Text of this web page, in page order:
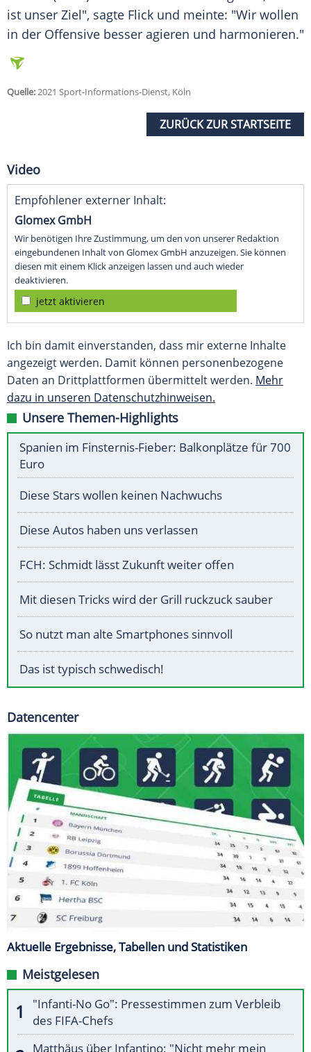
ist unser Ziel", sagte Flick und meinte: "Wir wollen
in der Offensive besser agieren und harmonieren."
Quelle:2021 Sport-Informations-Dienst, Köln
ZURÜCK ZUR STARTSEITE
Video
Empfohlener externer Inhalt:
Glomex GmbH
Wir benötigen Ihre Zustimmung, um den von unserer Redaktion
eingebundenen Inhalt von Glomex GmbH anzuzeigen. Sie können
diesen mit einem Klick anzeigen lassen und auch wieder
deaktivieren.
jetzt aktivieren
Ich bin damit einverstanden, dass mir externe Inhalte
angezeigt werden. Damit können personenbezogene
Daten an Drittplattformen übermittelt werden. Mehr
dazu in unseren Datenschutzhinweisen.
Unsere Themen-Highlights
Spanien im Finsternis-Fieber: Balkonplätze für 700
Euro
Diese Stars wollen keinen Nachwuchs
Diese Autos haben uns verlassen
FCH: Schmidt lässt Zukunft weiter offen
Mit diesen Tricks wird der Grill ruckzuck sauber
So nutzt man alte Smartphones sinnvoll
Das ist typisch schwedisch!
Datencenter
Aktuelle Ergebnisse, Tabellen und Statistiken
Meistgelesen
"Infanti-No Go": Pressestimmen zum Verbleib
des FIFA-Chefs
Matthäus über Infantino: "Nicht mehr mein